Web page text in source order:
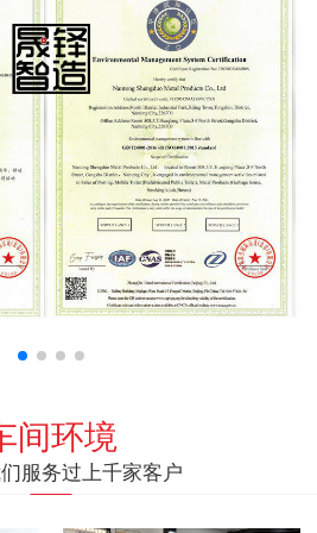
间环境
服务过上千家客户